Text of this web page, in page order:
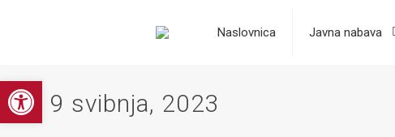
Open toolbar
Naslovnica Javna nabava
9 svibnja, 2023